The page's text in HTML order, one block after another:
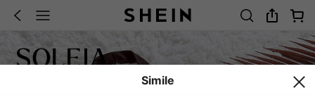
Simile